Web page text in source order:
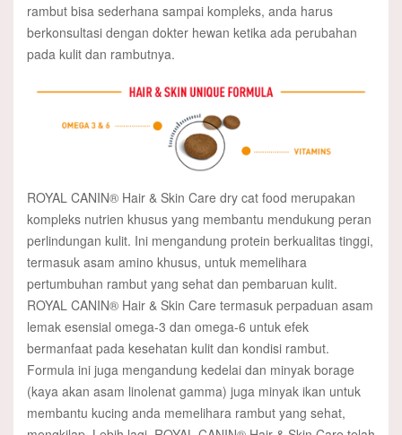
rambut bisa sederhana sampai kompleks, anda harus
berkonsultasi dengan dokter hewan ketika ada perubahan
pada kulit dan rambutnya.
ROYAL CANIN® Hair & Skin Care dry cat food merupakan
kompleks nutrien khusus yang membantu mendukung peran
perlindungan kulit. Ini mengandung protein berkualitas tinggi,
termasuk asam amino khusus, untuk memelihara
pertumbuhan rambut yang sehat dan pembaruan kulit.
ROYAL CANIN® Hair & Skin Care termasuk perpaduan asam
lemak esensial omega-3 dan omega-6 untuk efek
bermanfaat pada kesehatan kulit dan kondisi rambut.
Formula ini juga mengandung kedelai dan minyak borage
(kaya akan asam linolenat gamma) juga minyak ikan untuk
membantu kucing anda memelihara rambut yang sehat,